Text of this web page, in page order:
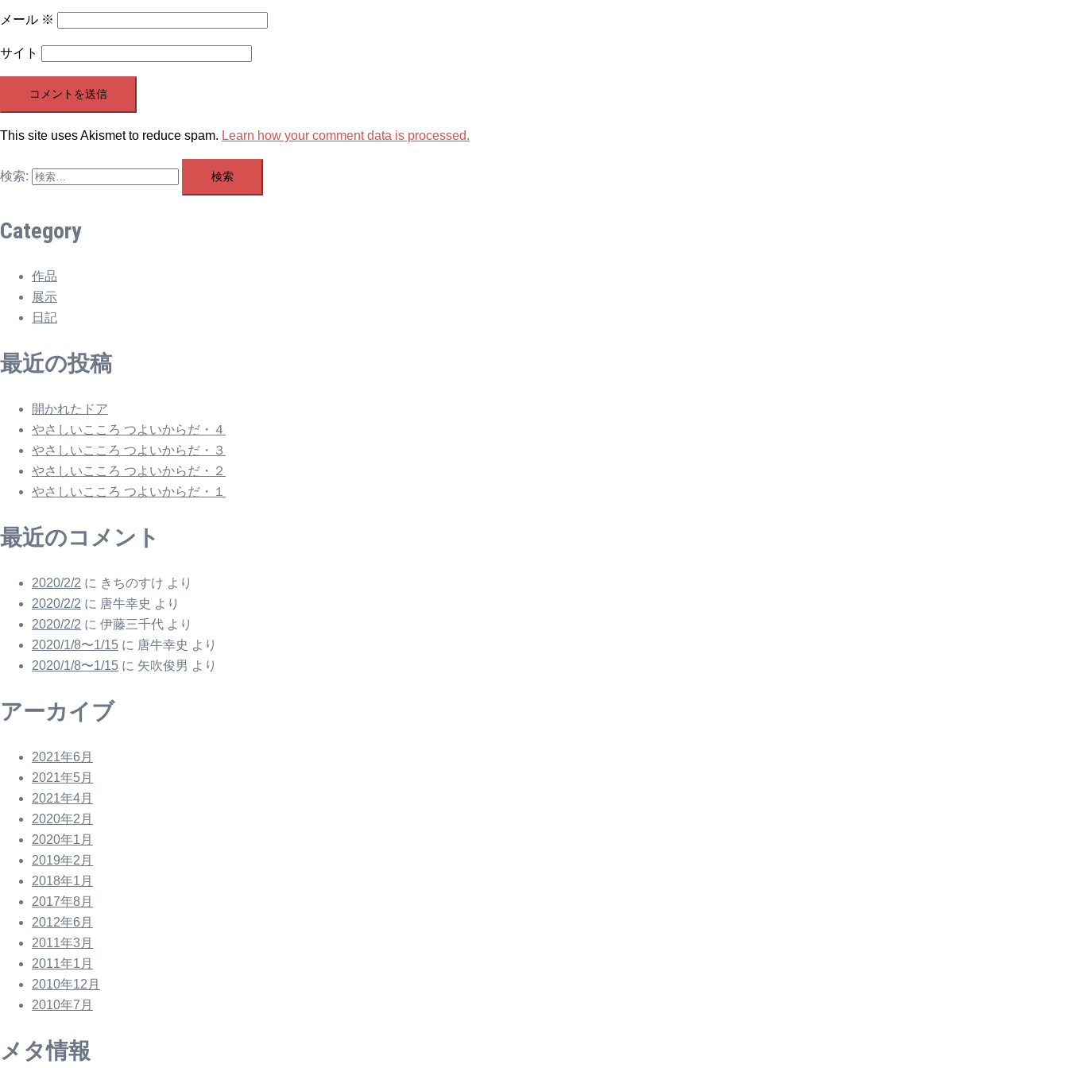
メール ※
サイト
This site uses Akismet to reduce spam. Learn how your comment data is processed.
検索:
Category
作品
展示
日記
最近の投稿
開かれたドア
やさしいこころ つよいからだ・４
やさしいこころ つよいからだ・３
やさしいこころ つよいからだ・２
やさしいこころ つよいからだ・１
最近のコメント
2020/2/2 に きちのすけ より
2020/2/2 に 唐牛幸史 より
2020/2/2 に 伊藤三千代 より
2020/1/8〜1/15 に 唐牛幸史 より
2020/1/8〜1/15 に 矢吹俊男 より
アーカイブ
2021年6月
2021年5月
2021年4月
2020年2月
2020年1月
2019年2月
2018年1月
2017年8月
2012年6月
2011年3月
2011年1月
2010年12月
2010年7月
メタ情報